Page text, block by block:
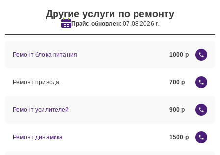
Другие услуги по ремонту
Прайс обновлен: 07.08.2026 г.
Ремонт блока питания 1000
Ремонт привода 700
Ремонт усилителей 900
Ремонт динамика 1500